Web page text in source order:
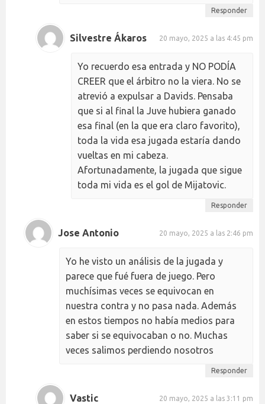
Responder
Silvestre Ákaros 20 mayo, 2025 a las 4:45 pm
Yo recuerdo esa entrada y NO PODÍA
CREER que el árbitro no la viera. No se
atrevió a expulsar a Davids. Pensaba
que si al final la Juve hubiera ganado
esa final (en la que era claro favorito),
toda la vida esa jugada estaría dando
vueltas en mi cabeza.
Afortunadamente, la jugada que sigue
toda mi vida es el gol de Mijatovic.
Responder
Jose Antonio 20 mayo, 2025 a las 2:46 pm
Yo he visto un análisis de la jugada y
parece que fué fuera de juego. Pero
muchísimas veces se equivocan en
nuestra contra y no pasa nada. Además
en estos tiempos no había medios para
saber si se equivocaban o no. Muchas
veces salimos perdiendo nosotros
Responder
Vastic 20 mayo, 2025 a las 3:11 pm